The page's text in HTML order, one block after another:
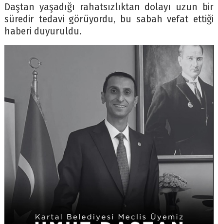
Daştan yaşadığı rahatsızlıktan dolayı uzun bir
süredir tedavi görüyordu, bu sabah vefat ettiği
haberi duyuruldu.